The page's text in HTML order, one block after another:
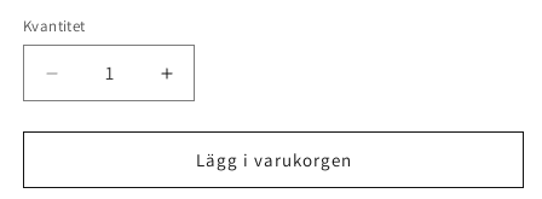
Kvantitet
Kvantitet
Minska
kvantitet
för
Allrengöringsduk
Öka
kvantitet
för
Pureest
Allrengöringsduk
Lägg i varukorgen